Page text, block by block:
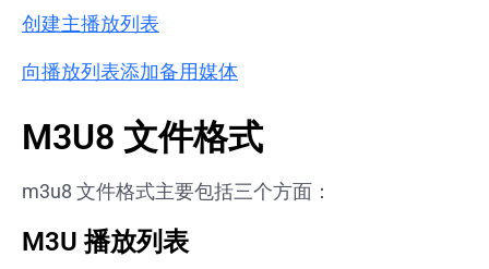
创建主播放列表
向播放列表添加备用媒体
M3U8 文件格式
m3u8 文件格式主要包括三个方面：
M3U 播放列表